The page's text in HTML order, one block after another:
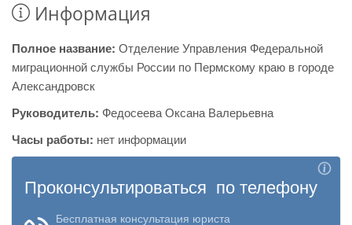
Информация
Полное название: Отделение Управления Федеральной
миграционной службы России по Пермскому краю в городе
Александровск
Руководитель: Федосеева Оксана Валерьевна
Часы работы: нет информации